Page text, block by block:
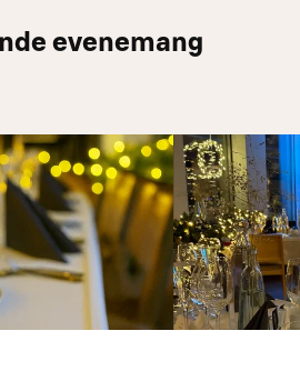
evenemang